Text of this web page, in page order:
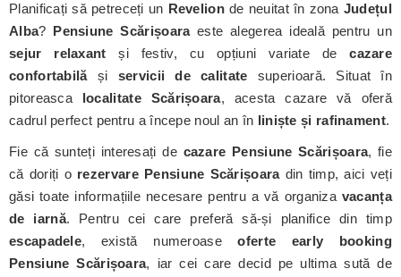
Planificați să petreceți un Revelionde neuitat în zona Județul
Alba? Pensiune Scărișoaraeste alegerea ideală pentru un
sejur relaxant și festiv, cu opțiuni variate decazare
confortabilăși servicii de calitate superioară. Situat în
pitoreasca localitate Scărișoara, acesta cazare vă oferă
cadrul perfect pentru a începe noul an în liniște și rafinament.
Fie că sunteți interesați de cazare Pensiune Scărișoara, fie
că doriți o rezervare Pensiune Scărișoaradin timp, aici veți
găsi toate informațiile necesare pentru a vă organiza vacanța
de iarnă. Pentru cei care preferă să-și planifice din timp
escapadele, există numeroaseoferte early booking
Pensiune Scărișoara, iar cei care decid pe ultima sută de